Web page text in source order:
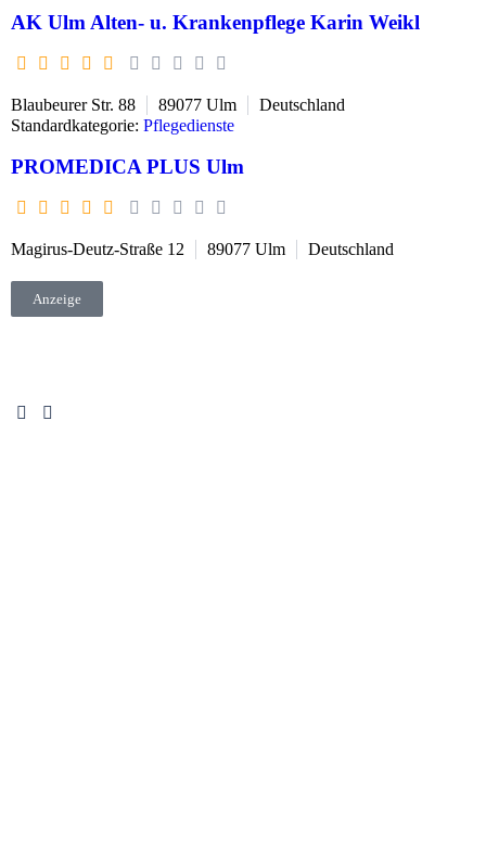
AK Ulm Alten- u. Krankenpflege Karin Weikl
Blaubeurer Str. 88 89077 Ulm
Deutschland
Standardkategorie: Pflegedienste
PROMEDICA PLUS Ulm
Magirus-Deutz-Straße 12 89077 Ulm Deutschland
Anzeige